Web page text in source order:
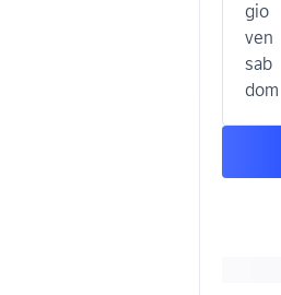
gio
ven
sab
dom